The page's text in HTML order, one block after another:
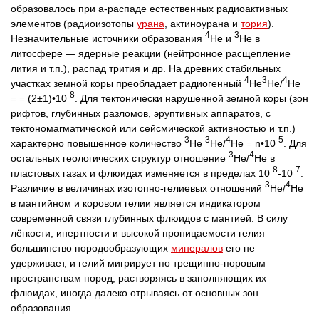
образовалось при а-распаде естественных радиоактивных
элементов (радиоизотопы урана , актиноурана и тория).
Незначительные источники образования 4He и 3He в
литосфере — ядерные реакции (нейтронное расщепление
лития и т.п.), распад трития и др. На древних стабильных
участках земной коры преобладает радиогенный 4He3He/4He
= = (2±1)•10-8 . Для тектонически нарушенной земной коры (зон
рифтов, глубинных разломов, эруптивных аппаратов, с
тектономагматической или сейсмической активностью и т.п.)
характерно повышенное количество 3He 3He/4He = n•10-5 . Для
остальных геологических структур отношение 3He/4He в
пластовых газах и флюидах изменяется в пределах 10-8-10-7
Различие в величинах изотопно-гелиевых отношений 3He/4He
в мантийном и коровом гелии является индикатором
современной связи глубинных флюидов с мантией. В силу
лёгкости, инертности и высокой проницаемости гелия
большинство породообразующих минералов его не
удерживает, и гелий мигрирует по трещинно-поровым
пространствам пород, растворяясь в заполняющих их
флюидах, иногда далеко отрываясь от основных зон
образования.